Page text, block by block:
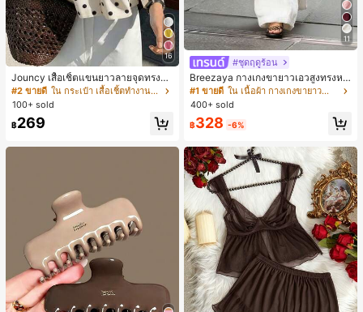
16
Jouncy เสื้อเชิ้ตแขนยาวลายจุดทรงหล
วมสำหรับผู้หญิง
#2 ขายดี
ใน กระเป๋า เสื้อเชิ้ตทำงานมีกระเป๋า
100+ sold
฿269
11
#ชุดฤดูร้อน
Breezaya กางเกงขายาวเอวสูงทรงหล
วมขาบานสำหรับผู้หญิง สีขาวเรียบหรูส
ไตล์ชิค เหมาะสำหรับใส่เที่ยวทะเล วันห
ยุดพักผ่อนฤดูร้อน ลุคสบายๆ ใส่ได้หลา
ยโอกาสในชีวิตประจำวัน
#1 ขายดี
ใน เนื้อผ้า กางเกงขายาวลำลองผ้า
400+ sold
฿328 -6%